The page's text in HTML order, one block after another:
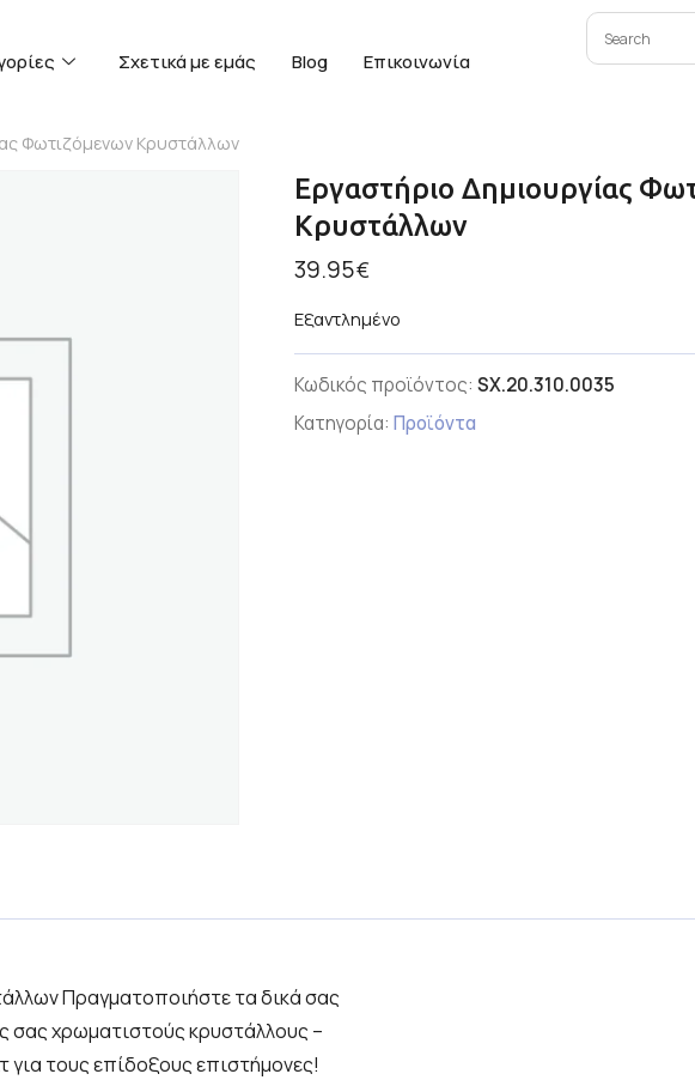
Σχετικά με εμάς Blog Επικοινωνία
Φωτιζόμενων Κρυστάλλων
Εργαστήριο Δημιουργίας
Κρυστάλλων
39.95€
Εξαντλημένο
Κωδικός προϊόντος: SX.20.310.0035
Κατηγορία: Προϊόντα
Πραγματοποιήστε τα δικά σας
σας χρωματιστούς κρυστάλλους –
για τους επίδοξους επιστήμονες!